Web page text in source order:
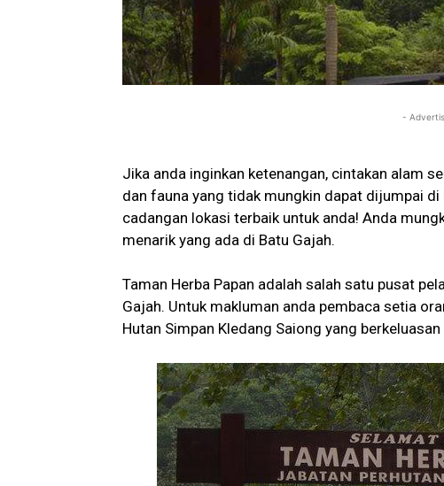
-
Jika anda inginkan ketenangan, cintakan alam
dan fauna yang tidak mungkin dapat dijumpai
cadangan lokasi terbaik untuk anda! Anda
menarik yang ada di Batu Gajah.
Taman Herba Papan adalah salah satu pusat
Gajah. Untuk makluman anda pembaca setia
Hutan Simpan Kledang Saiong yang